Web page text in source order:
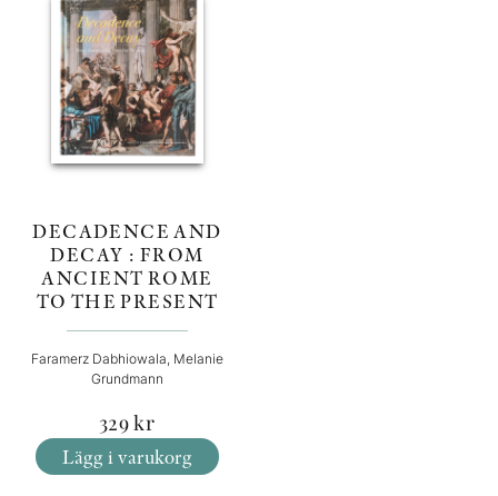
DECADENCE AND
DECAY : FROM
ANCIENT ROME
TO THE PRESENT
Faramerz Dabhiowala, Melanie
Grundmann
329kr
Lägg i varukorg